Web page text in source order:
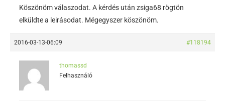
Köszönöm válaszodat. A kérdés után zsiga68 rögtön
elküldte a leirásodat. Mégegyszer köszönöm.
2016-03-13-06:09 #118194
thomassd
Felhasználó